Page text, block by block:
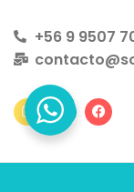
+56 9 9507